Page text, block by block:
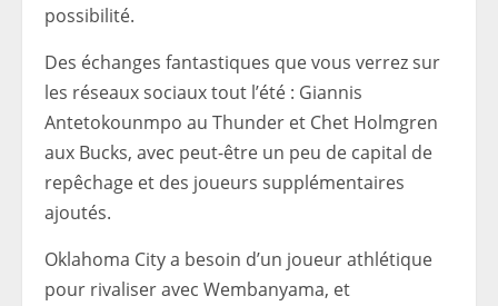
possibilité.
Des échanges fantastiques que vous verrez sur
les réseaux sociaux tout l’été : Giannis
Antetokounmpo au Thunder et Chet Holmgren
aux Bucks, avec peut-être un peu de capital de
repêchage et des joueurs supplémentaires
ajoutés.
Oklahoma City a besoin d’un joueur athlétique
pour rivaliser avec Wembanyama, et